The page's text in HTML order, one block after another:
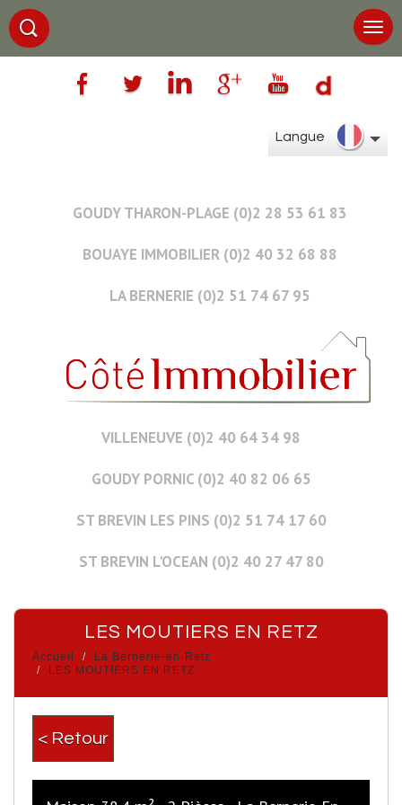
Langue
GOUDY THARON-PLAGE (0)2 28 53 61 83
BOUAYE IMMOBILIER (0)2 40 32 68 88
LA BERNERIE (0)2 51 74 67 95
VILLENEUVE (0)2 40 64 34 98
GOUDY PORNIC (0)2 40 82 06 65
ST BREVIN LES PINS (0)2 51 74 17 60
ST BREVIN L'OCEAN (0)2 40 27 47 80
LES MOUTIERS EN RETZ
Accueil
La Bernerie-en-Retz
LES MOUTIERS EN RETZ
< Retour